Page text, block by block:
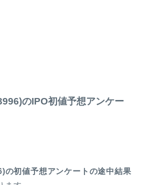
のIPO初値予想アンケー
の初値予想アンケートの途中結果